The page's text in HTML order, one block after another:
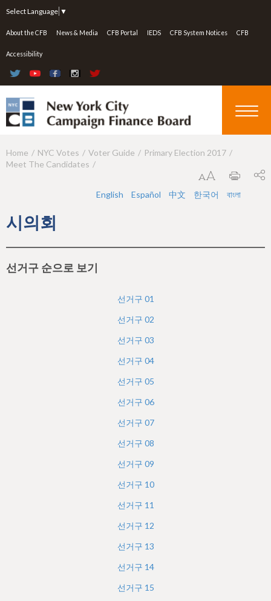
Select Language ▼
About the CFB News & Media CFB Portal IEDS CFB System Notices CFB
Accessibility
Y
a
h
Home NYC Votes Voter Guide
Primary Election 2017
Meet The Candidates
English Español 中文 한국어 বাংলা
시의회
선거구 순으로 보기
선거구 01
선거구 02
선거구 03
선거구 04
선거구 05
선거구 06
선거구 07
선거구 08
선거구 09
선거구 10
선거구 11
선거구 12
선거구 13
선거구 14
선거구 15